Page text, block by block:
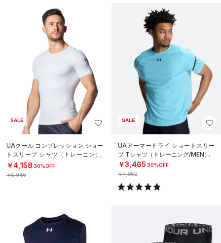
SALE
UAクール コンプレッション ショー
トスリーブ シャツ（トレーニング/
MEN）
￥4,158 30%OFF
￥5,940
SALE
UAアーマードライ ショートスリー
ブ Tシャツ（トレーニング/MEN）
￥3,465 30%OFF
￥4,950